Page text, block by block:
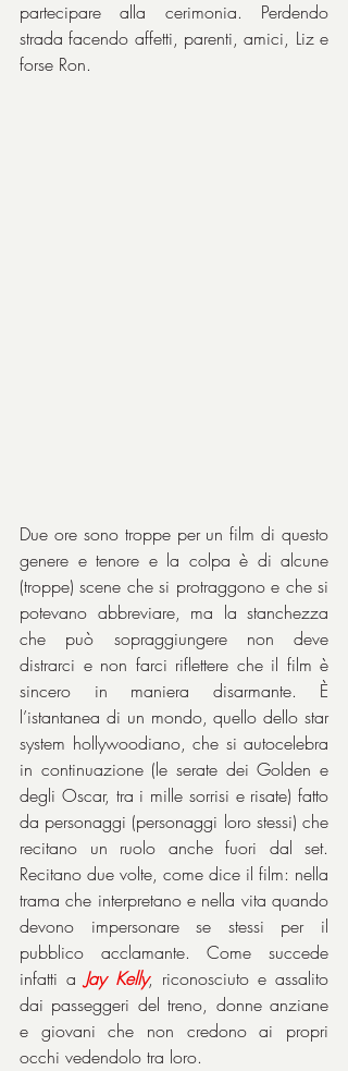
partecipare alla cerimonia. Perdendo
strada facendo affetti, parenti, amici, Liz e
forse Ron.
Due ore sono troppe per un film di questo
genere e tenore e la colpa è di alcune
(troppe) scene che si protraggono e che si
potevano abbreviare, ma la stanchezza
che può sopraggiungere non deve
distrarci e non farci riflettere che il film è
sincero in maniera disarmante. È
l’istantanea di un mondo, quello dello star
system hollywoodiano, che si autocelebra
in continuazione (le serate dei Golden e
degli Oscar, tra i mille sorrisi e risate) fatto
da personaggi (personaggi loro stessi) che
recitano un ruolo anche fuori dal set.
Recitano due volte, come dice il film: nella
trama che interpretano e nella vita quando
devono impersonare se stessi per il
pubblico acclamante. Come succede
infatti a Jay Kelly, riconosciuto e assalito
dai passeggeri del treno, donne anziane
e giovani che non credono ai propri
occhi vedendolo tra loro.